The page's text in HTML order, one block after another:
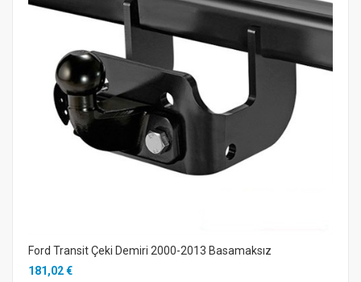
Ford Transit Çeki Demiri 2000-2013 Basamaksız
181,02 €